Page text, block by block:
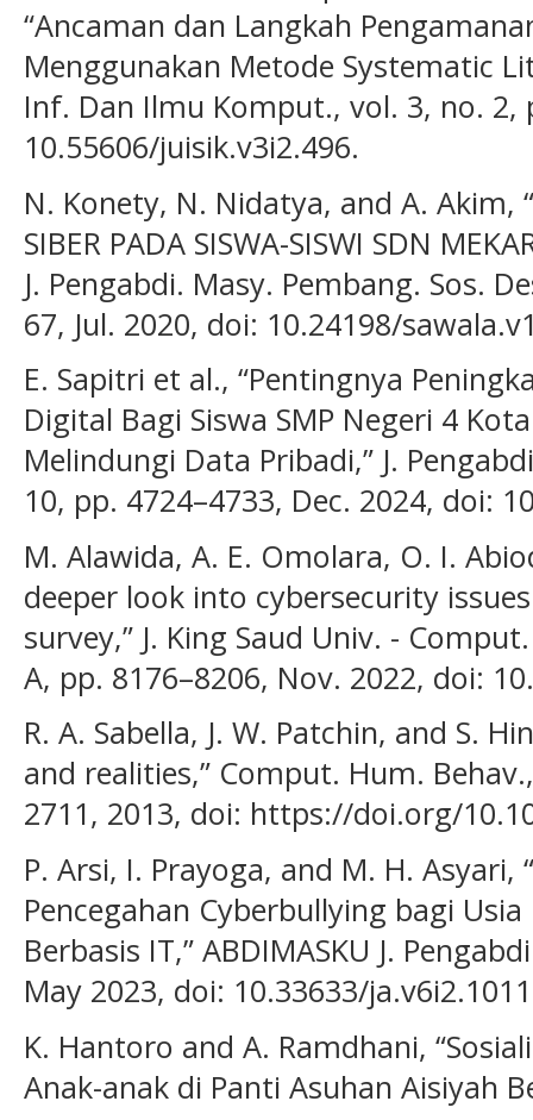
“Ancaman dan Langkah
Menggunakan Metode Systematic
Inf. Dan Ilmu Komput., vol. 3, no. 2,
10.55606/juisik.v3i2.496.
N. Konety, N. Nidatya, and A. Akim,
SIBER PADA SISWA-SISWI SDN
J. Pengabdi. Masy. Pembang. Sos.
67, Jul. 2020, doi: 10.24198/
E. Sapitri et al., “Pentingnya
Digital Bagi Siswa SMP Negeri 4
Melindungi Data Pribadi,” J.
10, pp. 4724–4733, Dec. 2024, doi:
M. Alawida, A. E. Omolara, O. I.
deeper look into cybersecurity
survey,” J. King Saud Univ. -
A, pp. 8176–8206, Nov. 2022, doi:
R. A. Sabella, J. W. Patchin, and S.
and realities,” Comput. Hum.
2711, 2013, doi: https://doi.org/
P. Arsi, I. Prayoga, and M. H.
Pencegahan Cyberbullying bagi
Berbasis IT,” ABDIMASKU J.
May 2023, doi: 10.33633/
K. Hantoro and A. Ramdhani,
Anak-anak di Panti Asuhan Aisiyah